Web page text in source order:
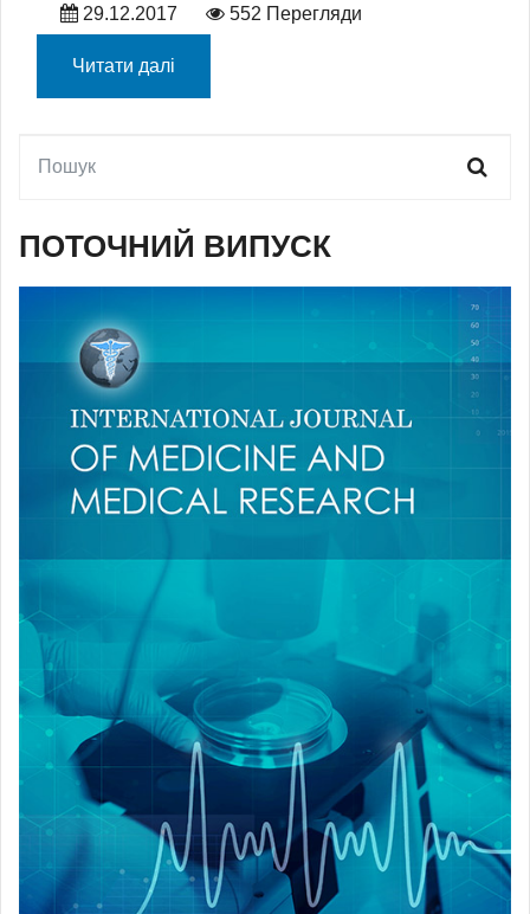
29.12.2017
552 Перегляди
Читати далі
ПОТОЧНИЙ ВИПУСК